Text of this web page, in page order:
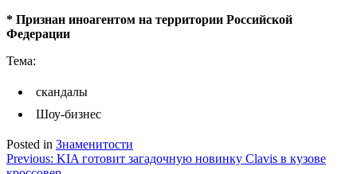
* Признан иноагентом на территории Российской
Федерации
Тема:
скандалы
Шоу-бизнес
Posted in Знаменитости
Навигация
Previous: KIA готовит загадочную новинку Clavis в кузове